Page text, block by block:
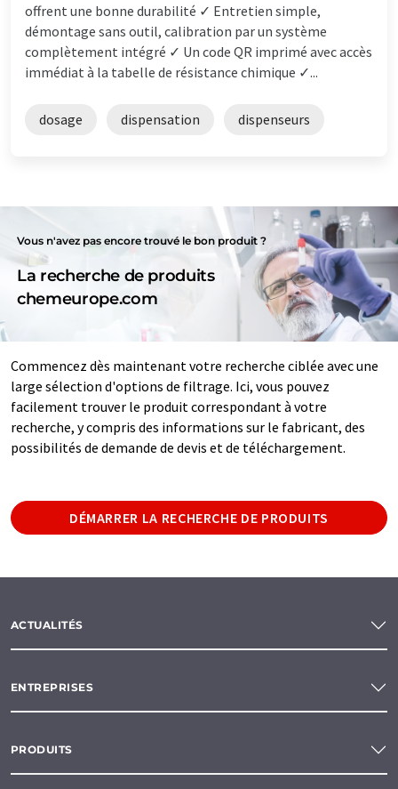
offrent une bonne durabilité ✓ Entretien simple,
démontage sans outil, calibration par un système
complètement intégré ✓ Un code QR imprimé avec accès
immédiat à la tabelle de résistance chimique ✓...
dosage dispensation dispenseurs
Vous n'avez pas encore trouvé le bon produit ?
La recherche de produits
chemeurope.com
Commencez dès maintenant votre recherche ciblée avec une
large sélection d'options de filtrage. Ici, vous pouvez
facilement trouver le produit correspondant à votre
recherche, y compris des informations sur le fabricant, des
possibilités de demande de devis et de téléchargement.
DÉMARRER LA RECHERCHE DE PRODUITS
ACTUALITÉS
ENTREPRISES
PRODUITS